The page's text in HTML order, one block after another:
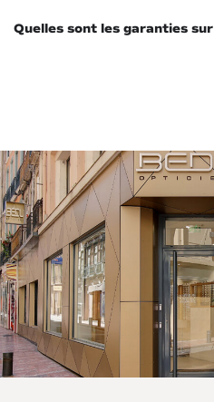
Quelles sont les garanties